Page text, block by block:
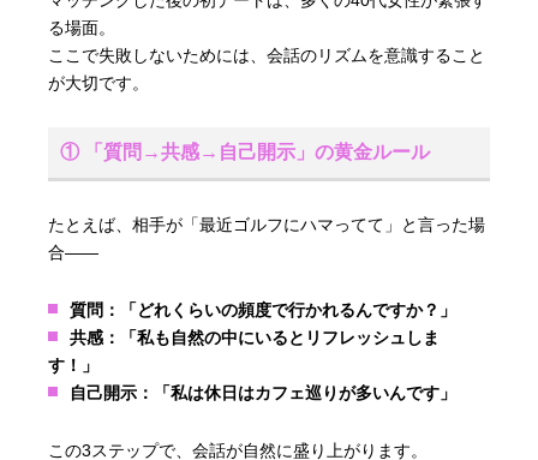
る場面。
ここで失敗しないためには、会話のリズムを意識すること
が大切です。
① 「質問→共感→自己開示」の黄金ルール
たとえば、相手が「最近ゴルフにハマってて」と言った場
合――
質問：「どれくらいの頻度で行かれるんですか？」
共感：「私も自然の中にいるとリフレッシュしま
す！」
自己開示：「私は休日はカフェ巡りが多いんです」
この3ステップで、会話が自然に盛り上がります。